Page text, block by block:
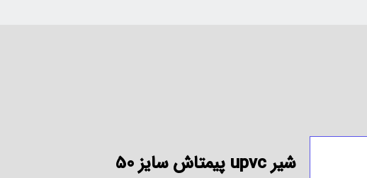
شیر upvc پیمتاش سایز 50